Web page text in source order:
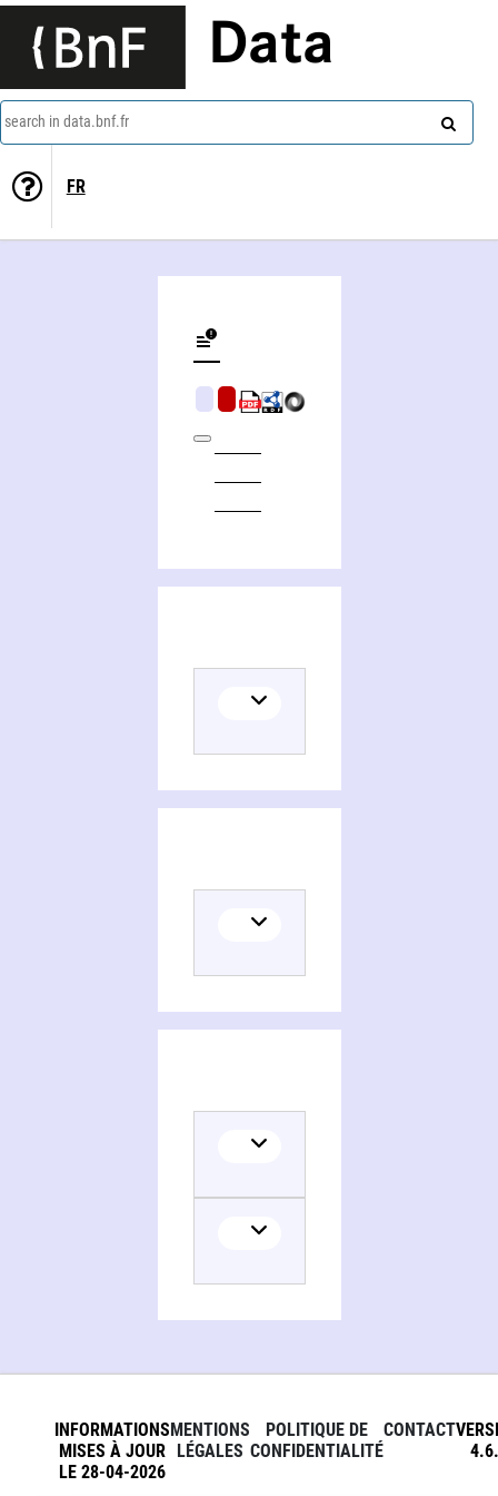
Data
search in data.bnf.fr
FR
INFORMATIONS
MISES À JOUR
LE 28-04-2026
MENTIONS
LÉGALES
POLITIQUE DE
CONFIDENTIALITÉ
CONTACT